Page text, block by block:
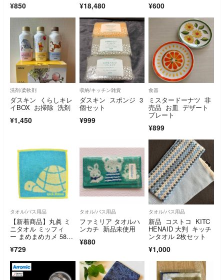
¥850 ¥18,480 ¥600
洗剤/柔軟剤
ダスキン くらしキレ
イBOX お掃除 洗剤
¥1,450
収納/キッチン雑貨
ダスキン スポンジ 3
個セット
¥999
食器
ミスタードーナツ 非
売品 お皿 デザート
プレート
¥899
タオル/バス用品
【新着商品】丸眞 ミ
ニタオル ミッフィ
ー まめまめカメ 5805
¥729
タオル/バス用品
ファミリア タオルハ
ンカチ 新品未使用
¥880
タオル/バス用品
新品 コストコ KITC
HENAID 大判 キッチ
ンタオル 2枚セット
¥1,000